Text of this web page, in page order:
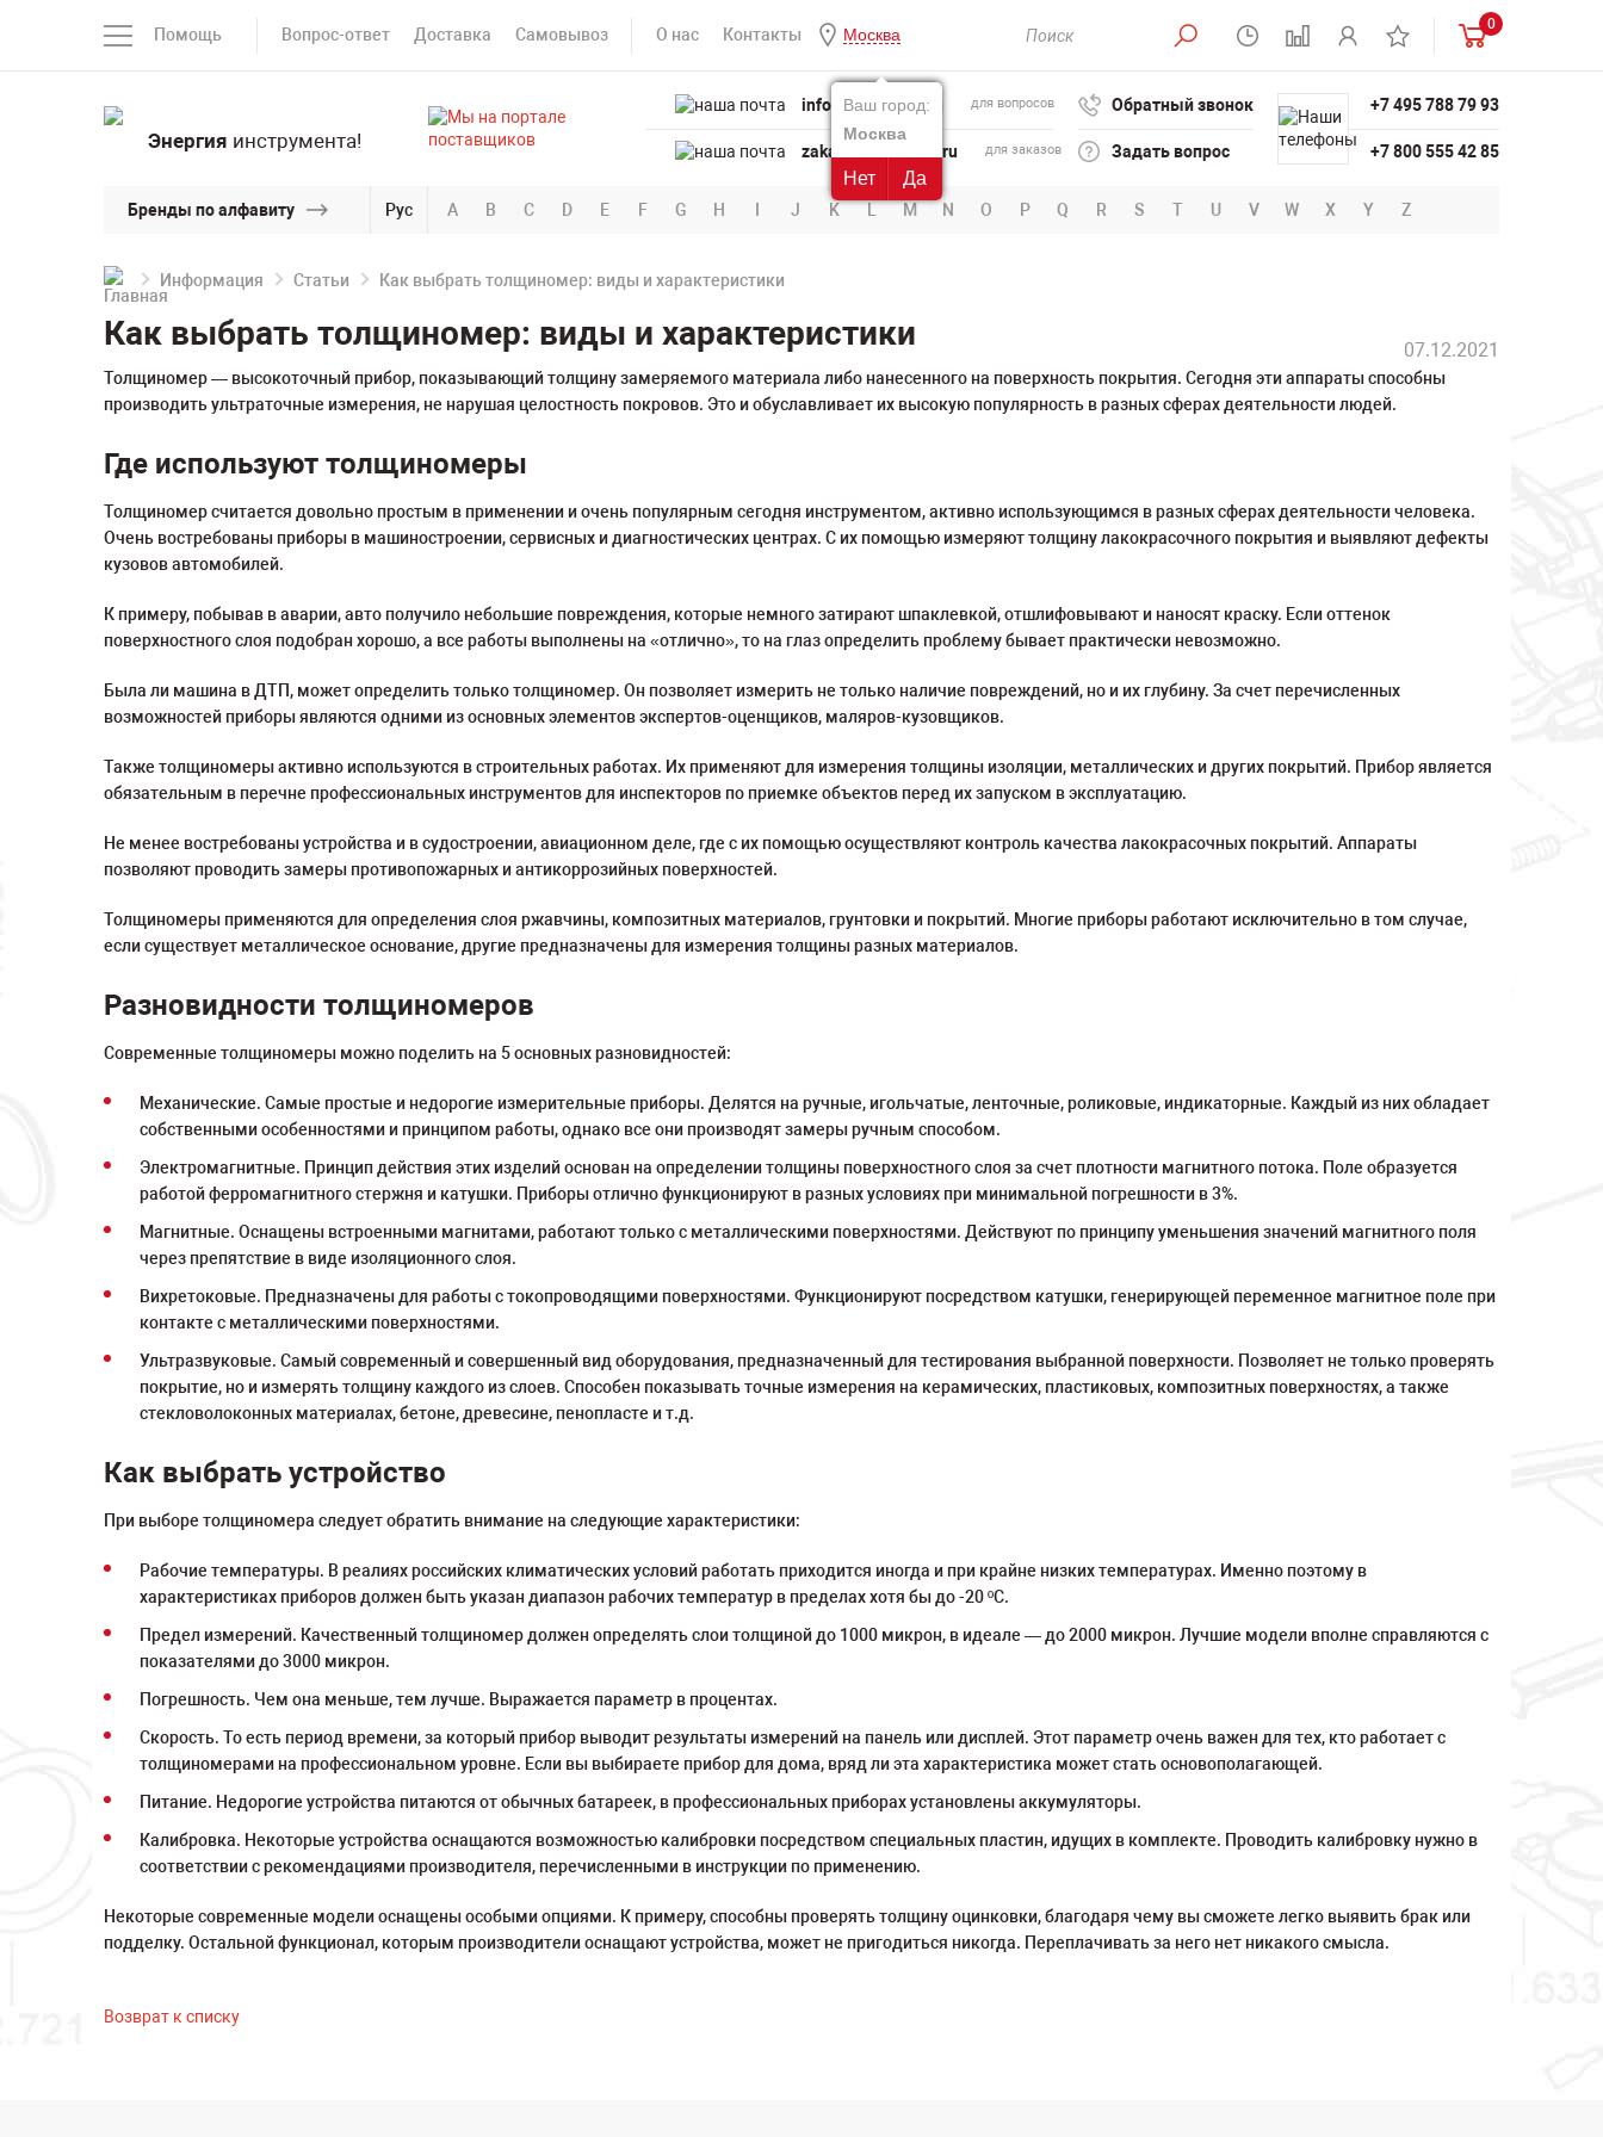
Помощь Вопрос-ответ Доставка Самовывоз О нас Контакты Москва
Ваш город:
Москва
Нет Да
0
Энергия инструмента!
info@powertool.ru для вопросов
zakaz@powertool.ru для заказов
Обратный звонок
Задать вопрос
+7 495 788 79 93
+7 800 555 42 85
Бренды по алфавиту Рус A B C D E F G H I J K L M N O P Q R S T U V W X Y Z
Информация Статьи Как выбрать толщиномер: виды и характеристики
Как выбрать толщиномер: виды и характеристики 07.12.2021
Толщиномер — высокоточный прибор, показывающий толщину замеряемого материала либо нанесенного на поверхность покрытия. Сегодня эти аппараты способны
производить ультраточные измерения, не нарушая целостность покровов. Это и обуславливает их высокую популярность в разных сферах деятельности людей.
Где используют толщиномеры
Толщиномер считается довольно простым в применении и очень популярным сегодня инструментом, активно использующимся в разных сферах деятельности человека.
Очень востребованы приборы в машиностроении, сервисных и диагностических центрах. С их помощью измеряют толщину лакокрасочного покрытия и выявляют дефекты
кузовов автомобилей.
К примеру, побывав в аварии, авто получило небольшие повреждения, которые немного затирают шпаклевкой, отшлифовывают и наносят краску. Если оттенок
поверхностного слоя подобран хорошо, а все работы выполнены на «отлично», то на глаз определить проблему бывает практически невозможно.
Была ли машина в ДТП, может определить только толщиномер. Он позволяет измерить не только наличие повреждений, но и их глубину. За счет перечисленных
возможностей приборы являются одними из основных элементов экспертов-оценщиков, маляров-кузовщиков.
Также толщиномеры активно используются в строительных работах. Их применяют для измерения толщины изоляции, металлических и других покрытий. Прибор является
обязательным в перечне профессиональных инструментов для инспекторов по приемке объектов перед их запуском в эксплуатацию.
Не менее востребованы устройства и в судостроении, авиационном деле, где с их помощью осуществляют контроль качества лакокрасочных покрытий. Аппараты
позволяют проводить замеры противопожарных и антикоррозийных поверхностей.
Толщиномеры применяются для определения слоя ржавчины, композитных материалов, грунтовки и покрытий. Многие приборы работают исключительно в том случае,
если существует металлическое основание, другие предназначены для измерения толщины разных материалов.
Разновидности толщиномеров
Современные толщиномеры можно поделить на 5 основных разновидностей:
Механические. Самые простые и недорогие измерительные приборы. Делятся на ручные, игольчатые, ленточные, роликовые, индикаторные. Каждый из них обладает
собственными особенностями и принципом работы, однако все они производят замеры ручным способом.
Электромагнитные. Принцип действия этих изделий основан на определении толщины поверхностного слоя за счет плотности магнитного потока. Поле образуется
работой ферромагнитного стержня и катушки. Приборы отлично функционируют в разных условиях при минимальной погрешности в 3%.
Магнитные. Оснащены встроенными магнитами, работают только с металлическими поверхностями. Действуют по принципу уменьшения значений магнитного поля
через препятствие в виде изоляционного слоя.
Вихретоковые. Предназначены для работы с токопроводящими поверхностями. Функционируют посредством катушки, генерирующей переменное магнитное поле при
контакте с металлическими поверхностями.
Ультразвуковые. Самый современный и совершенный вид оборудования, предназначенный для тестирования выбранной поверхности. Позволяет не только проверять
покрытие, но и измерять толщину каждого из слоев. Способен показывать точные измерения на керамических, пластиковых, композитных поверхностях, а также
стекловолоконных материалах, бетоне, древесине, пенопласте и т.д.
Как выбрать устройство
При выборе толщиномера следует обратить внимание на следующие характеристики:
Рабочие температуры. В реалиях российских климатических условий работать приходится иногда и при крайне низких температурах. Именно поэтому в
характеристиках приборов должен быть указан диапазон рабочих температур в пределах хотя бы до -20 ºС.
Предел измерений. Качественный толщиномер должен определять слои толщиной до 1000 микрон, в идеале ― до 2000 микрон. Лучшие модели вполне справляются с
показателями до 3000 микрон.
Погрешность. Чем она меньше, тем лучше. Выражается параметр в процентах.
Скорость. То есть период времени, за который прибор выводит результаты измерений на панель или дисплей. Этот параметр очень важен для тех, кто работает с
толщиномерами на профессиональном уровне. Если вы выбираете прибор для дома, вряд ли эта характеристика может стать основополагающей.
Питание. Недорогие устройства питаются от обычных батареек, в профессиональных приборах установлены аккумуляторы.
Калибровка. Некоторые устройства оснащаются возможностью калибровки посредством специальных пластин, идущих в комплекте. Проводить калибровку нужно в
соответствии с рекомендациями производителя, перечисленными в инструкции по применению.
Некоторые современные модели оснащены особыми опциями. К примеру, способны проверять толщину оцинковки, благодаря чему вы сможете легко выявить брак или
подделку. Остальной функционал, которым производители оснащают устройства, может не пригодиться никогда. Переплачивать за него нет никакого смысла.
Возврат к списку